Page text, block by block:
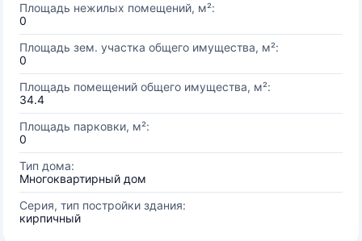
Площадь нежилых помещений, м²:
0
Площадь зем. участка общего имущества, м²:
0
Площадь помещений общего имущества, м²:
34.4
Площадь парковки, м²:
0
Тип дома:
Многоквартирный дом
Серия, тип постройки здания:
кирпичный